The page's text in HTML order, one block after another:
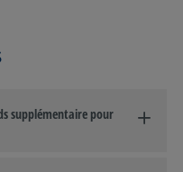
supplémentaire pour